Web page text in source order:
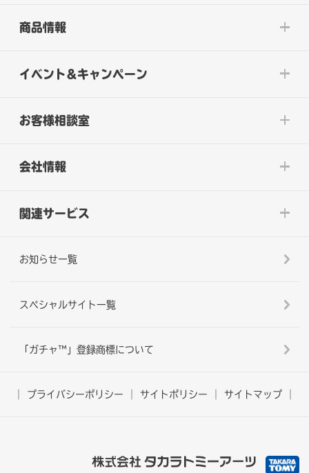
商品情報
イベント&キャンペーン
お客様相談室
会社情報
関連サービス
お知らせ一覧
スペシャルサイト一覧
「ガチャ™」登録商標について
プライバシーポリシー サイトポリシー サイトマップ